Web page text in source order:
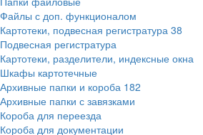
Файлы с доп. функционалом
Картотеки, подвесная регистратура 38
Подвесная регистратура
Картотеки, разделители, индексные окна
Шкафы картотечные
Архивные папки и короба 182
Архивные папки с завязками
Короба для переезда
Короба для документации